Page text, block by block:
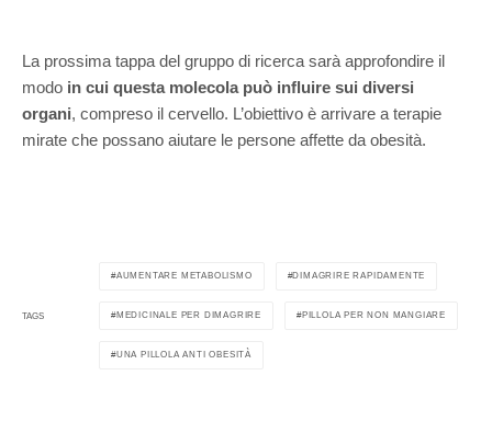
La prossima tappa del gruppo di ricerca sarà approfondire il
modo in cui questa molecola può influire sui diversi
organi, compreso il cervello. L’obiettivo è arrivare a terapie
mirate che possano aiutare le persone affette da obesità.
TAGS
AUMENTARE METABOLISMO DIMAGRIRE RAPIDAMENTE
MEDICINALE PER DIMAGRIRE PILLOLA PER NON MANGIARE
UNA PILLOLA ANTI OBESITÀ